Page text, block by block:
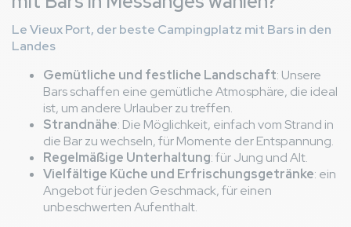
Le Vieux Port, der beste Campingplatz mit Bars in den
Landes
Gemütliche und festliche Landschaft: Unsere
Bars schaffen eine gemütliche Atmosphäre, die ideal
ist, um andere Urlauber zu treffen.
Strandnähe: Die Möglichkeit, einfach vom Strand in
die Bar zu wechseln, für Momente der Entspannung.
Regelmäßige Unterhaltung: für Jung und Alt.
Vielfältige Küche und Erfrischungsgetränke: ein
Angebot für jeden Geschmack, für einen
unbeschwerten Aufenthalt.